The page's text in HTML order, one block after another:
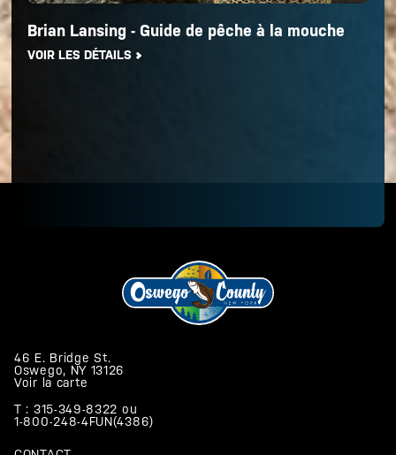
Brian Lansing - Guide de pêche à la mouche
VOIR LES DÉTAILS
46 E. Bridge St.
Oswego, NY 13126
Voir la carte
T : 315-349-8322 ou
1-800-248-4FUN(4386)